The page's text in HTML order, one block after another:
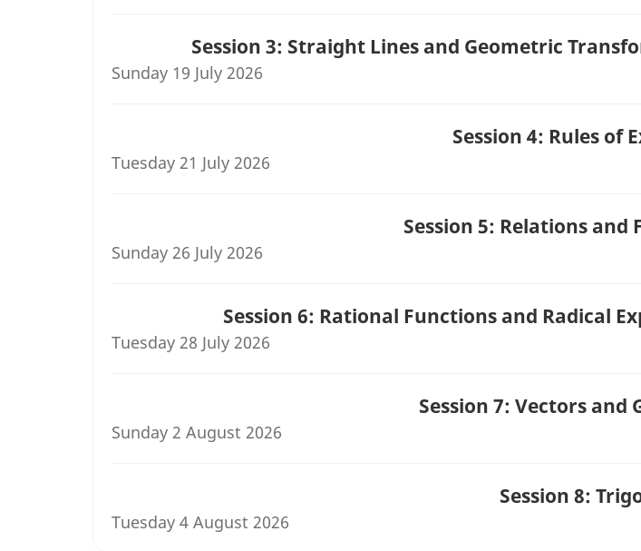
Session 3: Straight Lines and Geometric
Sunday 19 July 2026
Session 4: Rules of
Tuesday 21 July 2026
Session 5: Relations and
Sunday 26 July 2026
Session 6: Rational Functions and Radical
Tuesday 28 July 2026
Session 7: Vectors and
Sunday 2 August 2026
Session 8:
Tuesday 4 August 2026